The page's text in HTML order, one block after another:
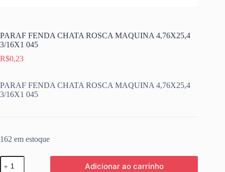
PARAF FENDA CHATA ROSCA MAQUINA 4,76X25,4
3/16X1 045
R$0,23
PARAF FENDA CHATA ROSCA MAQUINA 4,76X25,4
3/16X1 045
162 em estoque
PARAF
FENDA
Adicionar ao carrinho